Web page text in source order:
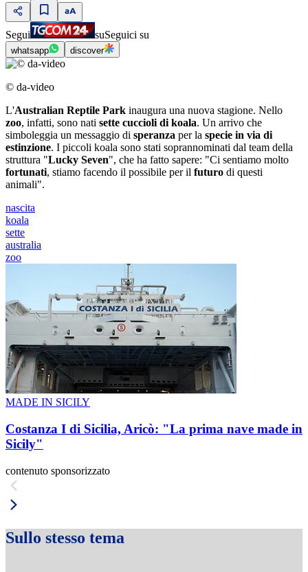
Segui suSeguici su
whatsapp discover
© da-video
L'Australian Reptile Park inaugura una nuova stagione. Nello
zoo, infatti, sono nati sette cuccioli di koala. Un arrivo che
simboleggia un messaggio di speranza per la specie in via di
estinzione. I piccoli koala sono stati soprannominati dal team della
struttura "Lucky Seven", che ha fatto sapere: "Ci sentiamo molto
fortunati, stiamo facendo il possibile per il futuro di questi
animali".
nascita
koala
sette
australia
zoo
MADE IN SICILY
Costanza I di Sicilia, Aricò: "La prima nave made in
Sicily"
contenuto sponsorizzato
Sullo stesso tema